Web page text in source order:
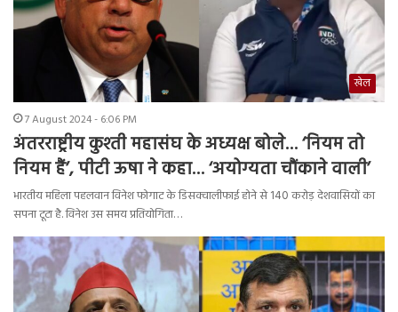
खेल
7 August 2024 - 6:06 PM
अंतरराष्ट्रीय कुश्ती महासंघ के अध्यक्ष बोले… ‘नियम तो
नियम हैं’, पीटी ऊषा ने कहा… ‘अयोग्यता चौंकाने वाली’
भारतीय महिला पहलवान विनेश फोगाट के डिसक्वालीफाई होने से 140 करोड़ देशवासियों का
सपना टूटा है. विनेश उस समय प्रतियोगिता…